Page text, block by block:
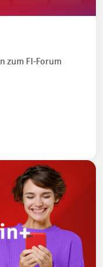
zum FI-Forum